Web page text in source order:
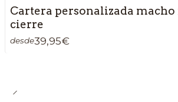
Cartera personalizada
cierre
desde39,95€